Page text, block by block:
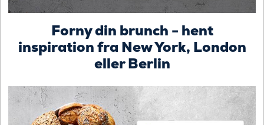
Forny din brunch - hent
inspiration fra New York, London
eller Berlin